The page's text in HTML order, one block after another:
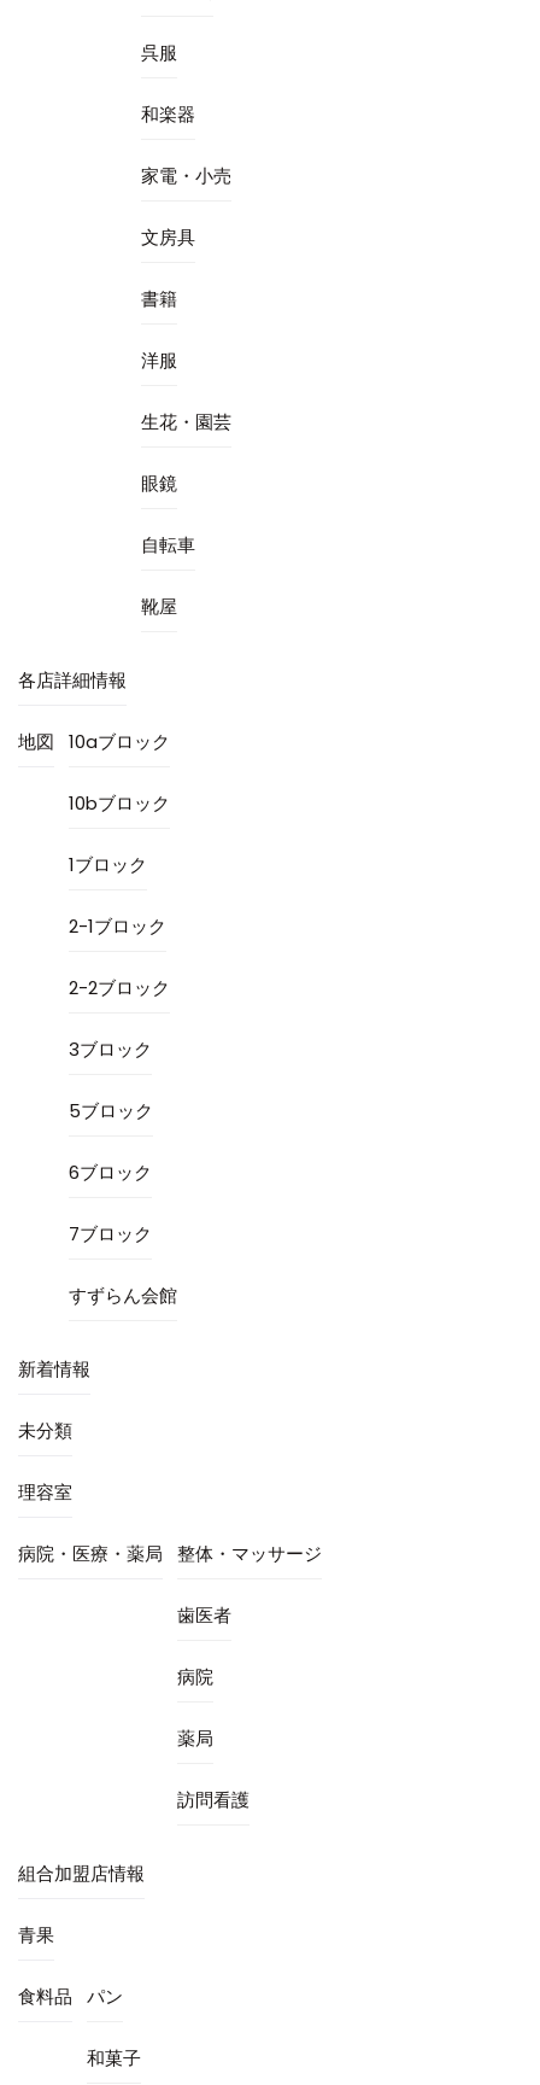
呉服
和楽器
家電・小売
文房具
書籍
洋服
生花・園芸
眼鏡
自転車
靴屋
各店詳細情報
地図 10aブロック
10bブロック
1ブロック
2-1ブロック
2-2ブロック
3ブロック
5ブロック
6ブロック
7ブロック
すずらん会館
新着情報
未分類
理容室
病院・医療・薬局 整体・マッサージ
歯医者
病院
薬局
訪問看護
組合加盟店情報
青果
食料品 パン
和菓子